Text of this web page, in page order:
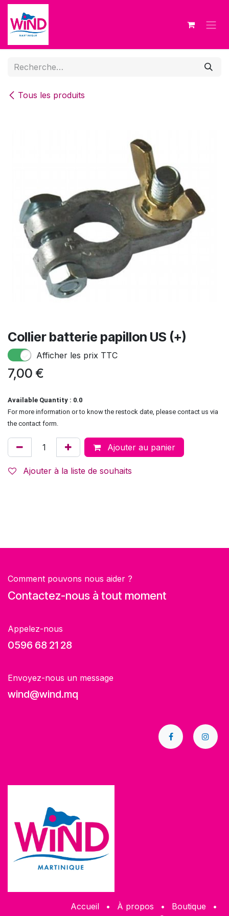
Se rendre au contenu
Tous les produits
Collier batterie papillon US (+)
Afficher les prix TTC
7,00 €
Available Quantity : 0.0
For more information or to know the restock date, please contact us via
the contact form.
Ajouter au panier
Ajouter à la liste de souhaits
Comment pouvons nous aider ?
Contactez-nous à tout moment
Appelez-nous
0596 68 21 28
Envoyez-nous un message
wind@wind.mq
Accueil • À propos • ​Boutique
•